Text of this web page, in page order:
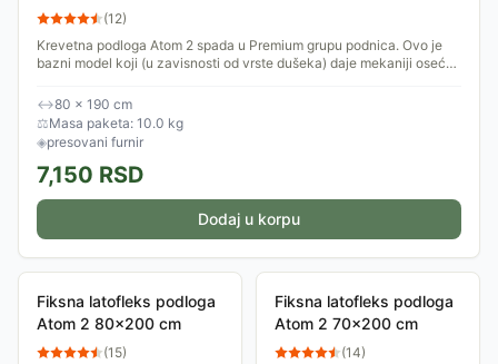
(12)
Krevetna podloga Atom 2 spada u Premium grupu podnica. Ovo je
bazni model koji (u zavisnosti od vrste dušeka) daje mekaniji osećaj
↔80 × 190 cm
⚖Masa paketa: 10.0 kg
◈presovani furnir
7,150 RSD
Dodaj u korpu
Fiksna latofleks podloga
Atom 2 80x200 cm
(15)
Fiksna latofleks podloga
Atom 2 70x200 cm
(14)